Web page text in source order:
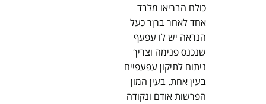
כולם הבריאו מלבד
אחד לאחר ברןר כעל
הנראה יש לו עפעף
שנכנס פנימה וצריך
ניתוח לתיקון עפעפיים
בעין אחת. בעין המון
הפרשות אודם ונקודה